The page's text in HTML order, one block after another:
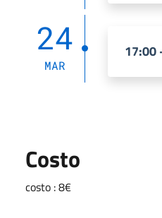
24
MAR
17:00
Costo
costo : 8€